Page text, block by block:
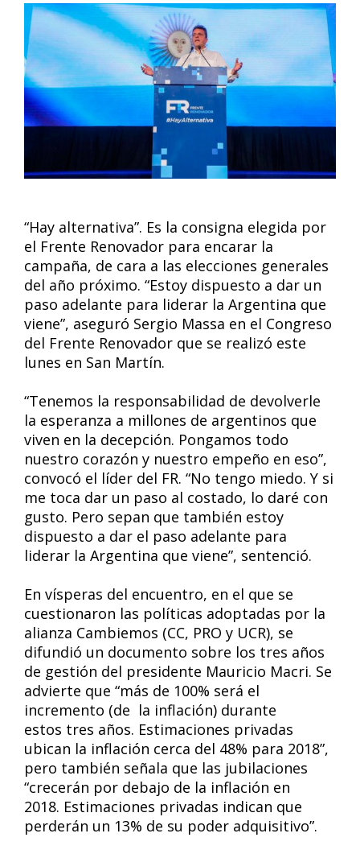
“Hay alternativa”. Es la consigna elegida por
el Frente Renovador para encarar la
campaña, de cara a las elecciones generales
del año próximo. “Estoy dispuesto a dar un
paso adelante para liderar la Argentina que
viene”, aseguró Sergio Massa en el Congreso
del Frente Renovador que se realizó este
lunes en San Martín.
“Tenemos la responsabilidad de devolverle
la esperanza a millones de argentinos que
viven en la decepción. Pongamos todo
nuestro corazón y nuestro empeño en eso”,
convocó el líder del FR. “No tengo miedo. Y si
me toca dar un paso al costado, lo daré con
gusto. Pero sepan que también estoy
dispuesto a dar el paso adelante para
liderar la Argentina que viene”, sentenció.
En vísperas del encuentro, en el que se
cuestionaron las políticas adoptadas por la
alianza Cambiemos (CC, PRO y UCR), se
difundió un documento sobre los tres años
de gestión del presidente Mauricio Macri. Se
advierte que “más de 100% será el
incremento (de la inflación) durante
estos tres años. Estimaciones privadas
ubican la inflación cerca del 48% para 2018”,
pero también señala que las jubilaciones
“crecerán por debajo de la inflación en
2018. Estimaciones privadas indican que
perderán un 13% de su poder adquisitivo”.